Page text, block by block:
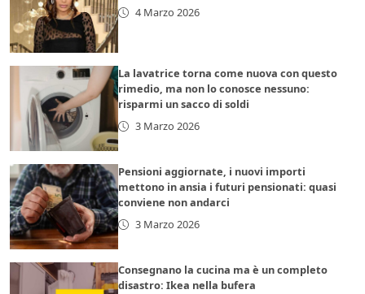
4 Marzo 2026
La lavatrice torna come nuova con questo
rimedio, ma non lo conosce nessuno:
risparmi un sacco di soldi
3 Marzo 2026
Pensioni aggiornate, i nuovi importi
mettono in ansia i futuri pensionati: quasi
conviene non andarci
3 Marzo 2026
Consegnano la cucina ma è un completo
disastro: Ikea nella bufera